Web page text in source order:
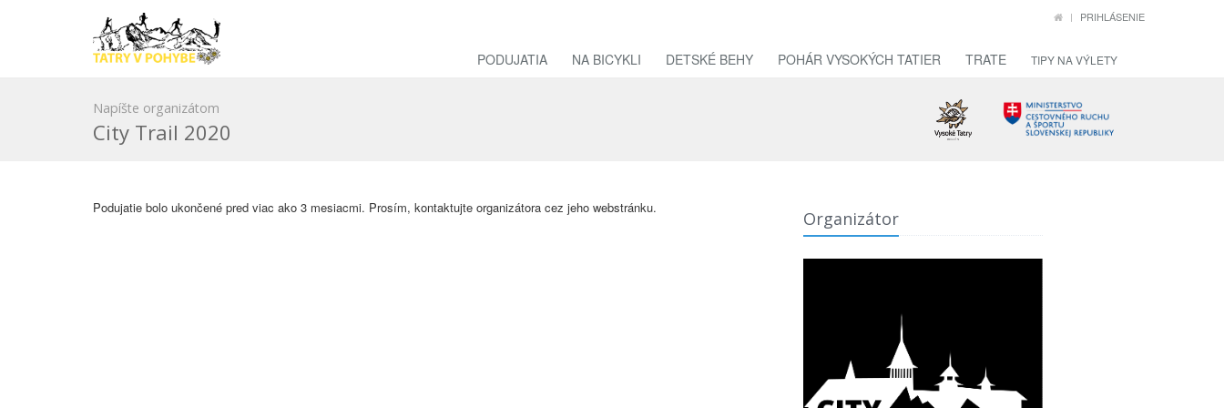
PRIHLÁSENIE
PODUJATIA NA BICYKLI DETSKÉ BEHY POHÁR VYSOKÝCH TATIER TRATE TIPY NA VÝLETY
Napíšte organizátom
City Trail 2020
Podujatie bolo ukončené pred viac ako 3 mesiacmi. Prosím, kontaktujte organizátora cez jeho webstránku.
Organizátor